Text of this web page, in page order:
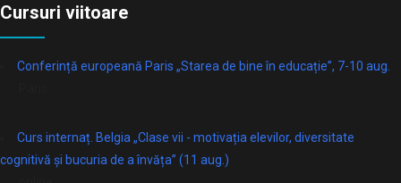
Cursuri viitoare
Conferință europeană Paris „Starea de bine în educație”, 7-10 aug.
Curs internaț. Belgia „Clase vii - motivația elevilor, diversitate
cognitivă și bucuria de a învăța” (11 aug.)